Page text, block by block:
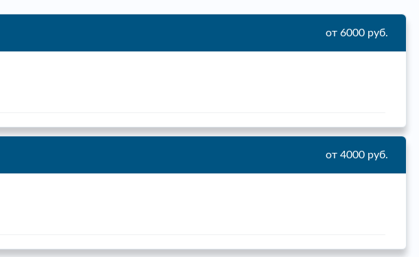
от 6000 руб.
от 4000 руб.